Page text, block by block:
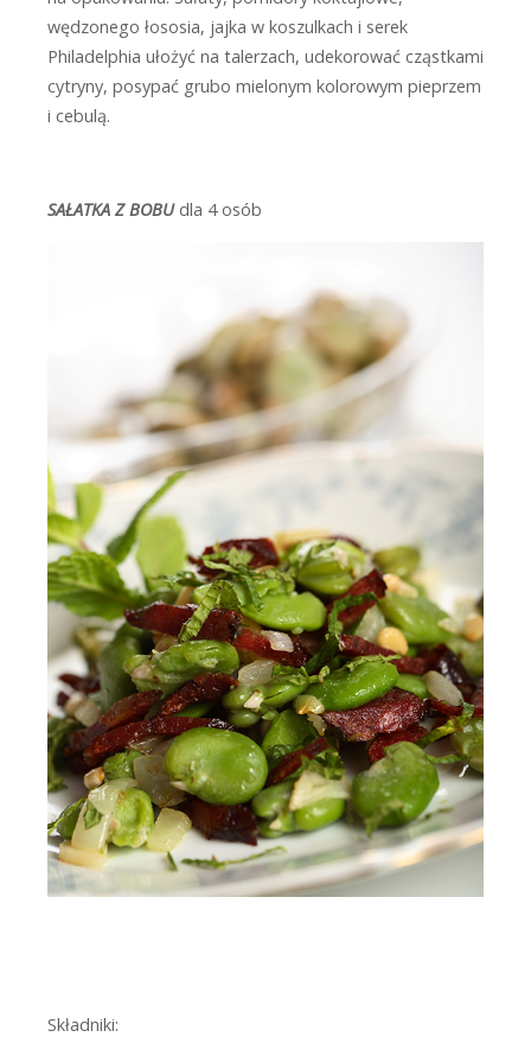
wędzonego łososia, jajka w koszulkach i serek
Philadelphia ułożyć na talerzach, udekorować cząstkami
cytryny, posypać grubo mielonym kolorowym pieprzem
i cebulą.
SAŁATKA Z BOBUdla 4 osób
Składniki: